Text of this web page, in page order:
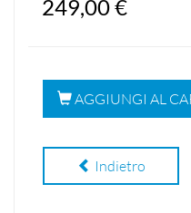
249,00 €
AGGIUNGI AL
Indietro